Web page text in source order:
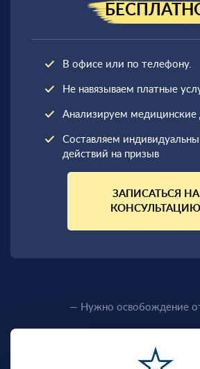
В офисе или по телефону.
Не навязываем платные
Анализируем медицинские
Составляем
действий на призыв
ЗАПИСАТЬСЯ НА
КОНСУЛЬТАЦИЮ
— Нужно освобождение